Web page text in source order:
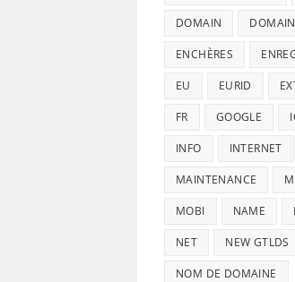
DOMAIN
ENCHÈRES
EU EURID
FR GOOGLE
INFO INTERNET
MAINTENANCE
MOBI NAME
NET NEW GTLDS
NOM DE DOMAINE